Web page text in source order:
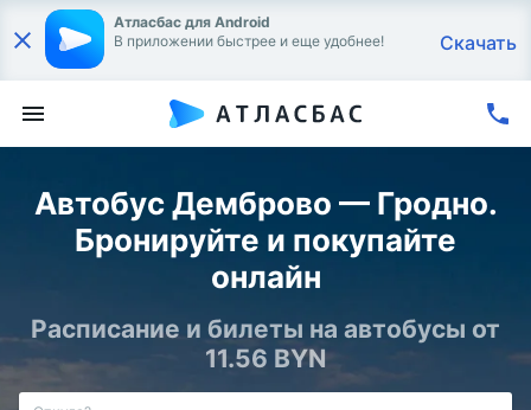
Атласбас для Android
В приложении быстрее и еще удобнее!
Скачать
Автобус Демброво — Гродно.
Бронируйте и покупайте
онлайн
Расписание и билеты на автобусы от
11.56 BYN